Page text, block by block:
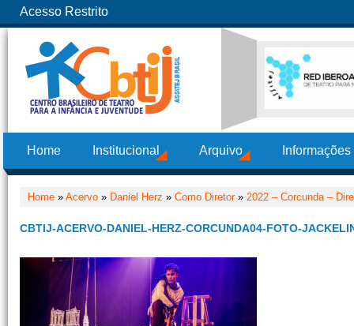
Acesso Restrito
Home Institucional Arquivo
Home » Acervo » Daniel Herz » Como Diretor» 2022 – Corcunda –
CBTIJ-ACERVO-DANIEL-HERZ-CORCUNDA04-FOTO-